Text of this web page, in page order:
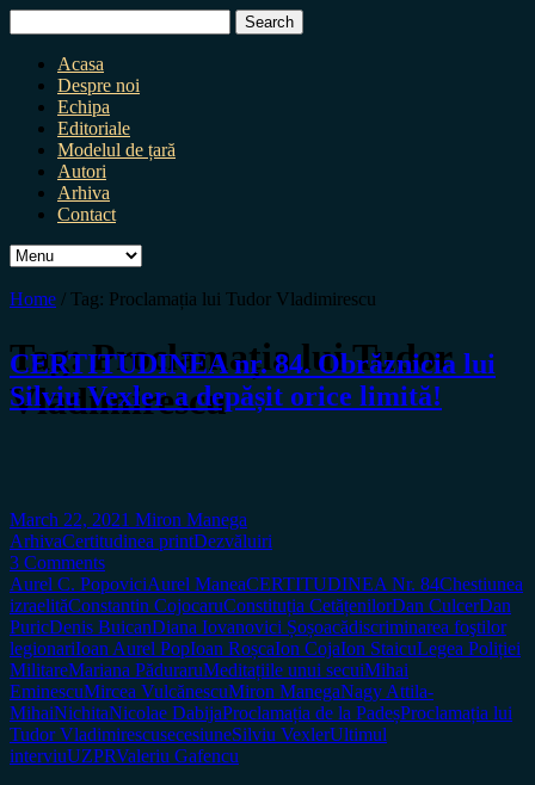
for:
Acasa
Despre noi
Echipa
Editoriale
Modelul de țară
Autori
Arhiva
Contact
Home / Tag: Proclamația lui Tudor Vladimirescu
Tag:Proclamația lui Tudor
Vladimirescu
CERTITUDINEA nr. 84. Obrăznicia lui
Silviu Vexler a depășit orice limită!
March 22, 2021 Miron Manega
ArhivaCertitudinea printDezvăluiri
3 Comments
Aurel C. PopoviciAurel ManeaCERTITUDINEA Nr. 84Chestiunea
izraelităConstantin CojocaruConstituția CetățenilorDan CulcerDan
PuricDenis BuicanDiana Iovanovici Șoșoacădiscriminarea foştilor
legionariIoan Aurel PopIoan RoșcaIon CojaIon StaicuLegea Poliției
MilitareMariana PăduraruMeditațiile unui secuiMihai
EminescuMircea VulcănescuMiron ManegaNagy Attila-
MihaiNichitaNicolae DabijaProclamația de la PadeșProclamația lui
Tudor VladimirescusecesiuneSilviu VexlerUltimul
interviuUZPRValeriu Gafencu